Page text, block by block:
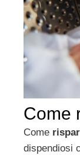
Come
Come
dispendiosi